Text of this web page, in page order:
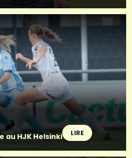
au HJK Helsinki
LIRE